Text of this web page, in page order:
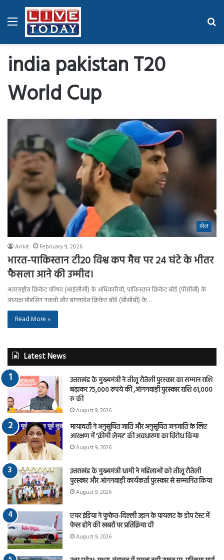
Menu
india pakistan T20
World Cup
खेल
Ankit February 9, 2026
भारत-पाकिस्तान टी20 विश्व कप मैच पर 24 घंटे के भीतर
फैसला आने की उम्मीद।
अंतरराष्ट्रीय क्रिकेट परिषद (आईसीसी) के अधिकारियों, पाकिस्तान क्रिकेट बोर्ड (पीसीबी) के
अध्यक्ष मोहसिन नकवी और बांग्लादेश क्रिकेट बोर्ड (बीसीबी) के…
Read More »
Latest News
उत्तराखंड के मुख्यमंत्री ने तीलू रौतेली पुरस्कार का सम्मान राशि
बढ़ाकर 75,000 रुपये की ,आंगनवाड़ी पुरस्कार राशि 61,000
रु की
August 9, 2026
मायावती ने अनुसूचित जाति और अनुसूचित जनजाति के लिए
आरक्षण में ‘क्रीमी लेयर’ की अवधारणा का विरोध किया
August 9, 2026
उत्तराखंड के मुख्यमंत्री धामी ने महिलाओं को तीलू रौतेली
पुरस्कार और आंगनवाड़ी कार्यकर्ता पुरस्कार से सम्मानित किया
August 9, 2026
एयर इंडिया ने फुकेत-दिल्ली उड़ान के पायलट के डोप टेस्ट में
फेल होने की खबरों पर प्रतिक्रिया दी
August 9, 2026